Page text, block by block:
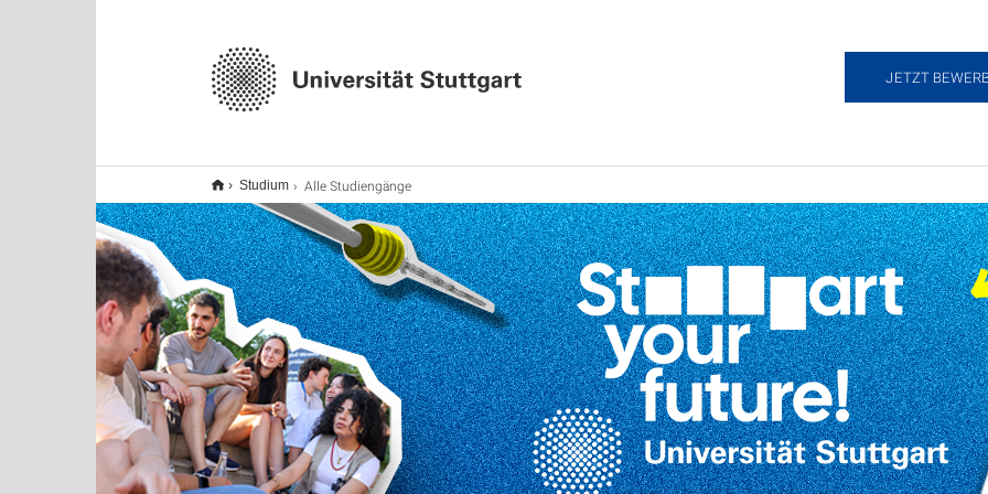
JETZT
Studium Alle Studiengänge